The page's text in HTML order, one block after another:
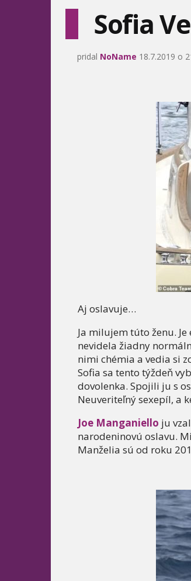
Sofia
pridal NoName 18.7.2019 o
Aj oslavuje…
Ja milujem túto ženu.
nevidela žiadny
nimi chémia a vedia si
Sofia sa tento týždeň
dovolenka. Spojili ju s
Neuveriteľný sexepíl, a
Joe Manganiello ju
narodeninovú oslavu.
Manželia sú od roku